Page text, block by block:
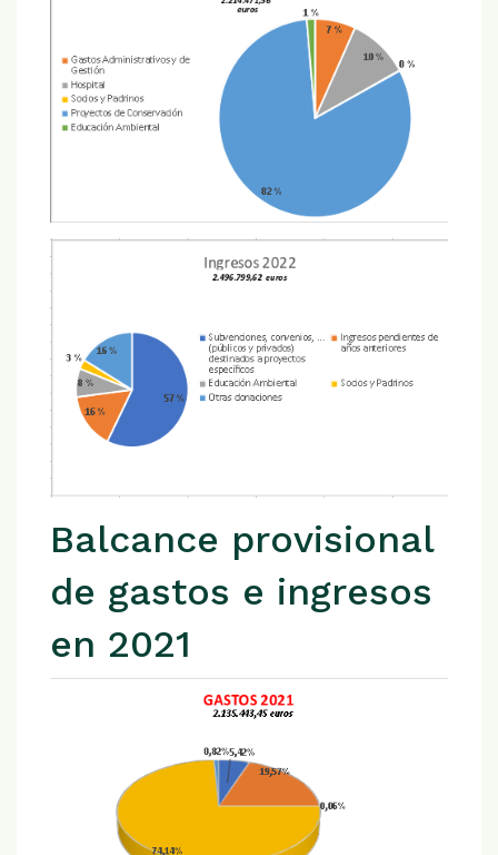
Balcance provisional
de gastos e ingresos
en 2021